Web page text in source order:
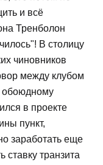
и всё
Тренболон
В столицу
чиновников
между клубом
обоюдному
в проекте
пункт,
заработать еще
ставку транзита